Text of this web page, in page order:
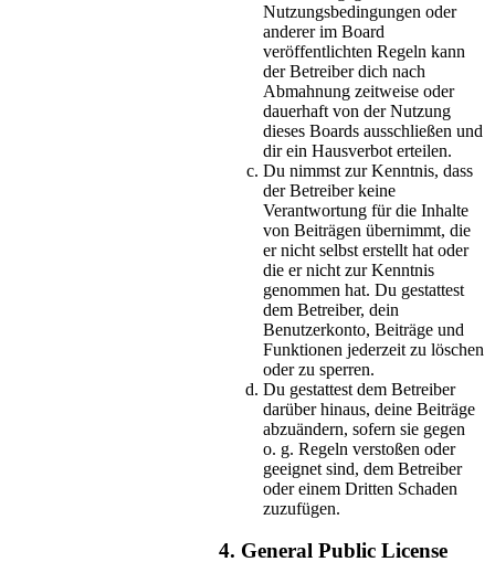
Nutzungsbedingungen oder
anderer im Board
veröffentlichten Regeln kann
der Betreiber dich nach
Abmahnung zeitweise oder
dauerhaft von der Nutzung
dieses Boards ausschließen und
dir ein Hausverbot erteilen.
Du nimmst zur Kenntnis, dass
der Betreiber keine
Verantwortung für die Inhalte
von Beiträgen übernimmt, die
er nicht selbst erstellt hat oder
die er nicht zur Kenntnis
genommen hat. Du gestattest
dem Betreiber, dein
Benutzerkonto, Beiträge und
Funktionen jederzeit zu löschen
oder zu sperren.
Du gestattest dem Betreiber
darüber hinaus, deine Beiträge
abzuändern, sofern sie gegen
o. g. Regeln verstoßen oder
geeignet sind, dem Betreiber
oder einem Dritten Schaden
zuzufügen.
4. General Public License